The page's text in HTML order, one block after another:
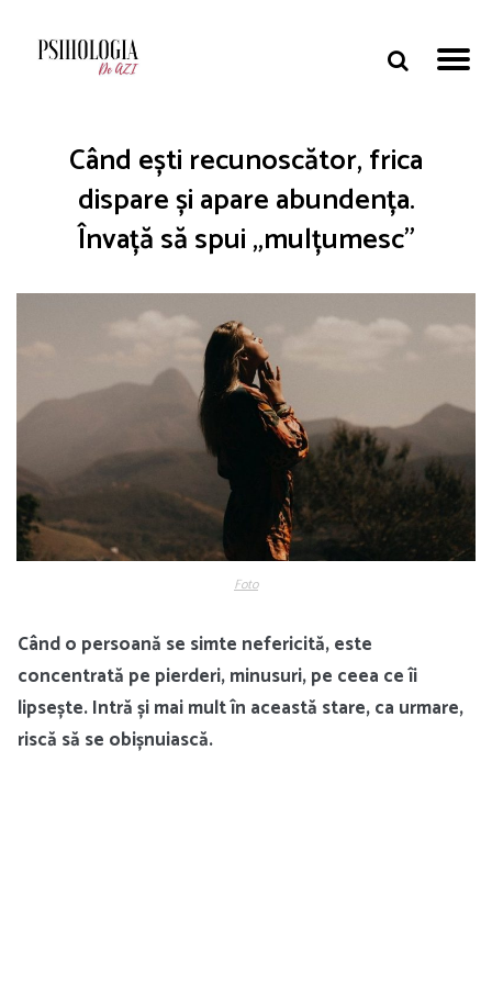
Când ești recunoscător, frica
dispare și apare abundența.
Învață să spui „mulțumesc”
Foto
Când o persoană se simte nefericită, este
concentrată pe pierderi, minusuri, pe ceea ce îi
lipsește. Intră și mai mult în această stare, ca urmare,
riscă să se obișnuiască.